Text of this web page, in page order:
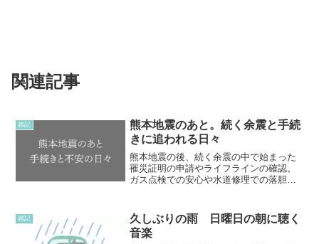
関連記事
雑記
熊本地震のあと。続く余震と手続
きに追われる日々
熊本地震の後、続く余震の中で始まった
罹災証明の申請やライフラインの確認。
ガス点検での安心や水道修理での落胆、
動かなければならない一人暮らしのリア
ルな日常を綴ります。
雑記
久しぶりの雨 日曜日の朝に聴く
音楽